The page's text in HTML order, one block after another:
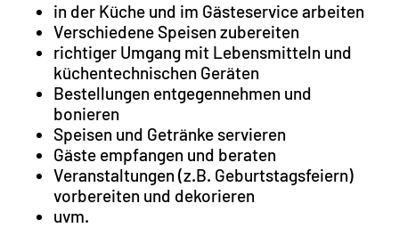
in der Küche und im Gästeservice arbeiten
Verschiedene Speisen zubereiten
richtiger Umgang mit Lebensmitteln und
küchentechnischen Geräten
Bestellungen entgegennehmen und
bonieren
Speisen und Getränke servieren
Gäste empfangen und beraten
Veranstaltungen (z.B. Geburtstagsfeiern)
vorbereiten und dekorieren
uvm.